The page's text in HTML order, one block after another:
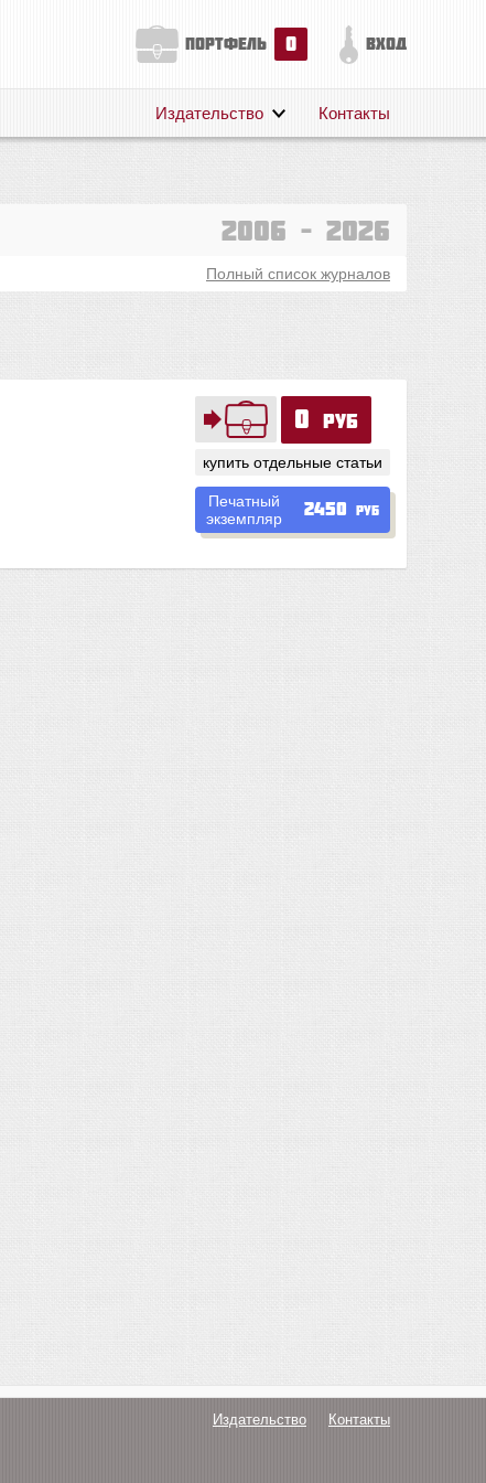
портфель 0 вход
Поддержка
Издательство Контакты
2006 – 2026
Полный список журналов
0 руб
купить отдельные статьи
Печатный
экземпляр
2450 руб
Издательство Контакты